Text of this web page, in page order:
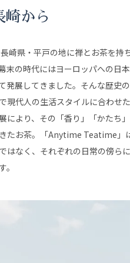
崎から
崎県・平戸の地に禅とお茶を持
末の時代にはヨーロッパへの日
発展してきました。そんな歴史
現代人の生活スタイルに合わせ
より、その「香り」「かたち」
たお茶。「Anytime Teatime」
はなく、それぞれの日常の傍ら